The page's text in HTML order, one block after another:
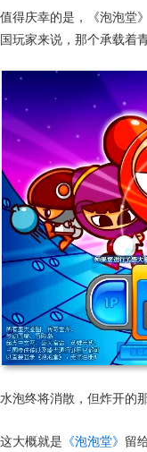
值得庆幸的是，《泡泡堂
国玩家来说，那个承载着
水泡终将消散，但炸开的
这大概就是 《泡泡堂》 留